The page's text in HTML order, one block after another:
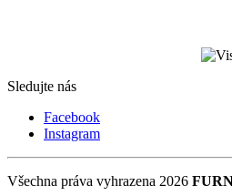
Sledujte nás
Facebook
Instagram
Všechna práva vyhrazena 2026